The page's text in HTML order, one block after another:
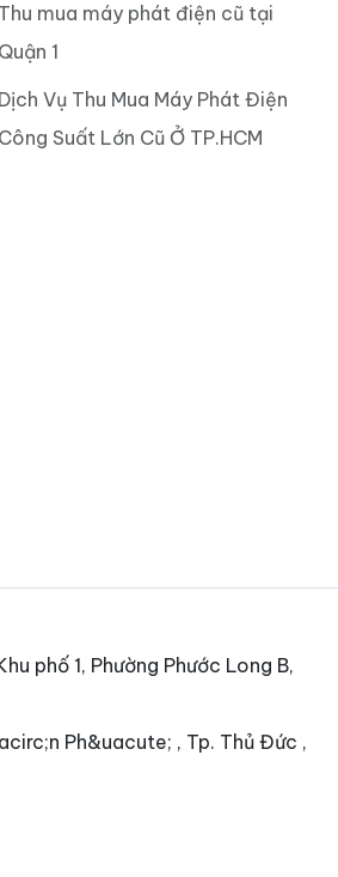
Thu mua máy phát điện cũ tại
Quận 1
Dịch Vụ Thu Mua Máy Phát Điện
Công Suất Lớn Cũ Ở TP.HCM
phố 1, Phường Phước Long B,
Ph&uacute; , Tp. Thủ Đức ,